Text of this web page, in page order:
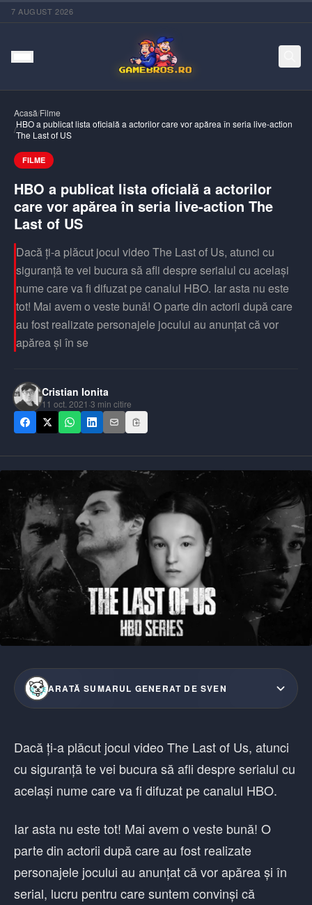
7 AUGUST 2026
Acasă/Filme
/HBO a publicat lista oficială a actorilor care vor apărea în seria live-action
The Last of US
FILME
HBO a publicat lista oficială a actorilor
care vor apărea în seria live-action The
Last of US
Dacă ți-a plăcut jocul video The Last of Us, atunci cu
siguranță te vei bucura să afli despre serialul cu același
nume care va fi difuzat pe canalul HBO. Iar asta nu este
tot! Mai avem o veste bună! O parte din actorii după care
au fost realizate personajele jocului au anunțat că vor
apărea și în se
Cristian Ionita
11 oct. 2021 ·3 min citire
ARATĂ SUMARUL GENERAT DE SVEN
Dacă ți-a plăcut jocul video The Last of Us, atunci
cu siguranță te vei bucura să afli despre serialul cu
același nume care va fi difuzat pe canalul HBO.
Iar asta nu este tot! Mai avem o veste bună! O
parte din actorii după care au fost realizate
personajele jocului au anunțat că vor apărea și în
serial, lucru pentru care suntem convinși că